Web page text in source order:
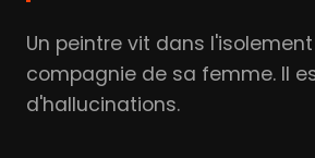
Un peintre vit dans
compagnie de sa femme. Il
d'hallucinations.